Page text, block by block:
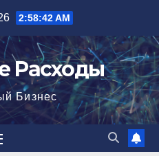
2:58:43 AM
Расходы
Бизнес